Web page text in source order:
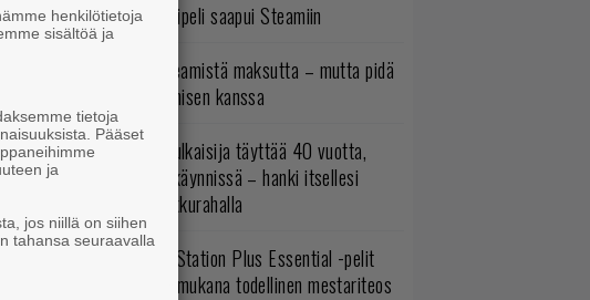
Ubisoftin hittipeli saapui Steamiin
Loistopeli Steamistä maksutta – mutta pidä
kiirettä lataamisen kanssa
Rakastettu julkaisija täyttää 40 vuotta,
valtavat alet käynnissä – hanki itsellesi
klassikoita pikkurahalla
Elokuun PlayStation Plus Essential -pelit
ilmestyivät – mukana todellinen mestariteos
henkilötietoja
sisältöä ja
tietoja
Pääset
ja
jos niillä on siihen
tahansa seuraavalla